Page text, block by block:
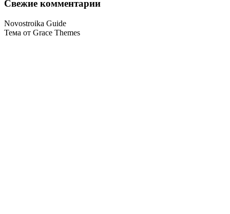
Свежие комментарии
Novostroika Guide
Тема от Grace Themes